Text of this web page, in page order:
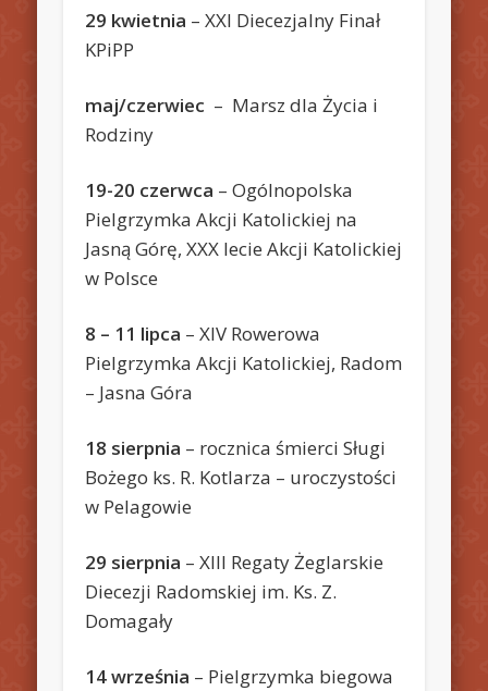
29 kwietnia – XXI Diecezjalny Finał
KPiPP
maj/czerwiec – Marsz dla Życia i
Rodziny
19-20 czerwca – Ogólnopolska
Pielgrzymka Akcji Katolickiej na
Jasną Górę, XXX lecie Akcji Katolickiej
w Polsce
8 – 11 lipca – XIV Rowerowa
Pielgrzymka Akcji Katolickiej, Radom
– Jasna Góra
18 sierpnia – rocznica śmierci Sługi
Bożego ks. R. Kotlarza – uroczystości
w Pelagowie
29 sierpnia – XIII Regaty Żeglarskie
Diecezji Radomskiej im. Ks. Z.
Domagały
14 września – Pielgrzymka biegowa